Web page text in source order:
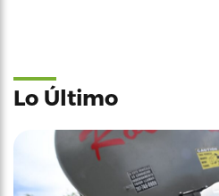
Lo Último